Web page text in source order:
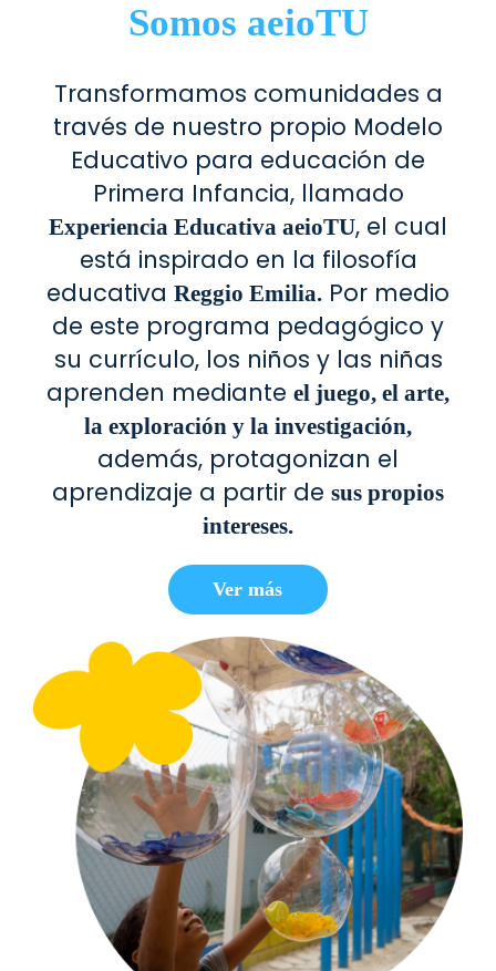
Somos aeioTU
Transformamos comunidades a
través de nuestro propio Modelo
Educativo para educación de
Primera Infancia, llamado
Experiencia Educativa aeioTU, el cual
está inspirado en la filosofía
educativa Reggio Emilia. Por medio
de este programa pedagógico y
su currículo, los niños y las niñas
aprenden mediante el juego, el arte,
la exploración y la investigación,
además, protagonizan el
aprendizaje a partir de sus propios
intereses.
Ver más